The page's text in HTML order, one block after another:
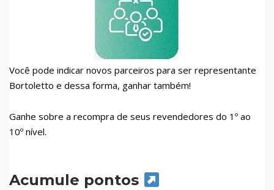
Você pode indicar novos parceiros para ser representante
Bortoletto e dessa forma, ganhar também!
Ganhe sobre a recompra de seus revendedores do 1º ao
10º nível.
Acumule pontos